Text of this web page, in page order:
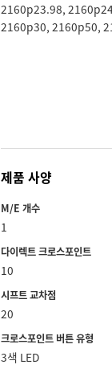
2160p23.98,
2160p30, 2160p50,
제품 사양
M/E 개수
1
다이렉트 크로스포인트
10
시프트 교차점
20
크로스포인트 버튼 유형
3색 LED